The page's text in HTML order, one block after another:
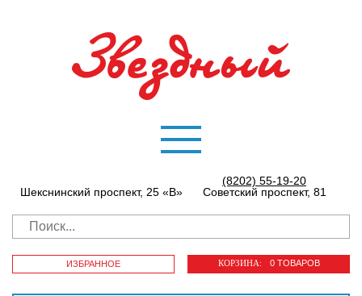
Шекснинский проспект, 25 «В»
(8202) 55-19-20
Советский проспект, 81
ИЗБРАННОЕ КОРЗИНА: 0 ТОВАРОВ